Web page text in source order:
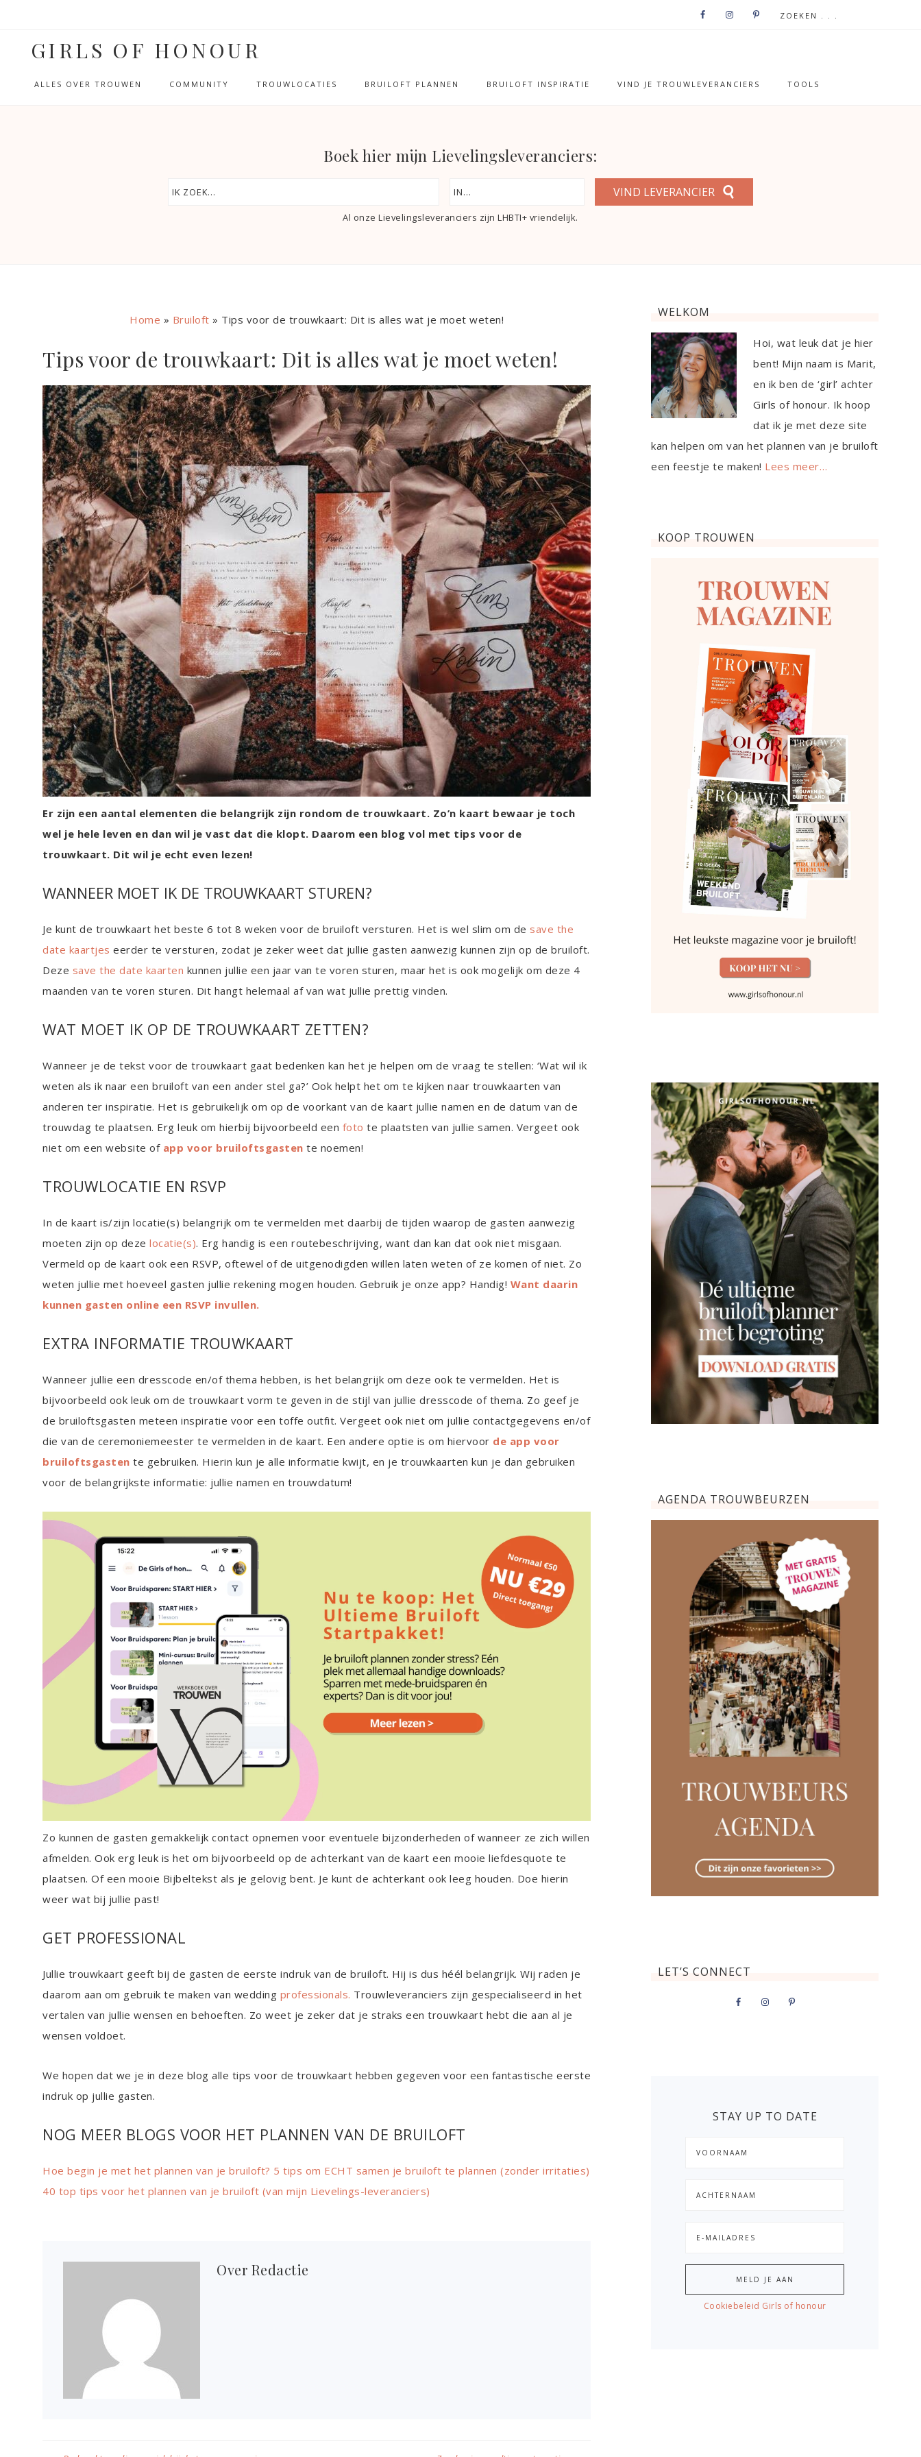
GIRLS OF HONOUR
ALLES OVER TROUWEN COMMUNITY TROUWLOCATIES BRUILOFT PLANNEN BRUILOFT INSPIRATIE VIND JE TROUWLEVERANCIERS TOOLS
Boek hier mijn Lievelingsleveranciers:
VIND LEVERANCIER
Al onze Lievelingsleveranciers zijn LHBTI+ vriendelijk.
Home » Bruiloft » Tips voor de trouwkaart: Dit is alles wat je moet weten!
Tips voor de trouwkaart: Dit is alles wat je moet weten!
Er zijn een aantal elementen die belangrijk zijn rondom de trouwkaart. Zo’n kaart bewaar je toch
wel je hele leven en dan wil je vast dat die klopt. Daarom een blog vol met tips voor de
trouwkaart. Dit wil je echt even lezen!
WANNEER MOET IK DE TROUWKAART STUREN?
Je kunt de trouwkaart het beste 6 tot 8 weken voor de bruiloft versturen. Het is wel slim om de save the
date kaartjes eerder te versturen, zodat je zeker weet dat jullie gasten aanwezig kunnen zijn op de bruiloft.
Deze save the date kaarten kunnen jullie een jaar van te voren sturen, maar het is ook mogelijk om deze 4
maanden van te voren sturen. Dit hangt helemaal af van wat jullie prettig vinden.
WAT MOET IK OP DE TROUWKAART ZETTEN?
Wanneer je de tekst voor de trouwkaart gaat bedenken kan het je helpen om de vraag te stellen: ‘Wat wil ik
weten als ik naar een bruiloft van een ander stel ga?’ Ook helpt het om te kijken naar trouwkaarten van
anderen ter inspiratie. Het is gebruikelijk om op de voorkant van de kaart jullie namen en de datum van de
trouwdag te plaatsen. Erg leuk om hierbij bijvoorbeeld een foto te plaatsten van jullie samen. Vergeet ook
niet om een website of app voor bruiloftsgasten te noemen!
TROUWLOCATIE EN RSVP
In de kaart is/zijn locatie(s) belangrijk om te vermelden met daarbij de tijden waarop de gasten aanwezig
moeten zijn op deze locatie(s). Erg handig is een routebeschrijving, want dan kan dat ook niet misgaan.
Vermeld op de kaart ook een RSVP, oftewel of de uitgenodigden willen laten weten of ze komen of niet. Zo
weten jullie met hoeveel gasten jullie rekening mogen houden. Gebruik je onze app? Handig! Want daarin
kunnen gasten online een RSVP invullen.
EXTRA INFORMATIE TROUWKAART
Wanneer jullie een dresscode en/of thema hebben, is het belangrijk om deze ook te vermelden. Het is
bijvoorbeeld ook leuk om de trouwkaart vorm te geven in de stijl van jullie dresscode of thema. Zo geef je
de bruiloftsgasten meteen inspiratie voor een toffe outfit. Vergeet ook niet om jullie contactgegevens en/of
die van de ceremoniemeester te vermelden in de kaart. Een andere optie is om hiervoor de app voor
bruiloftsgasten te gebruiken. Hierin kun je alle informatie kwijt, en je trouwkaarten kun je dan gebruiken
voor de belangrijkste informatie: jullie namen en trouwdatum!
Zo kunnen de gasten gemakkelijk contact opnemen voor eventuele bijzonderheden of wanneer ze zich willen
afmelden. Ook erg leuk is het om bijvoorbeeld op de achterkant van de kaart een mooie liefdesquote te
plaatsen. Of een mooie Bijbeltekst als je gelovig bent. Je kunt de achterkant ook leeg houden. Doe hierin
weer wat bij jullie past!
GET PROFESSIONAL
Jullie trouwkaart geeft bij de gasten de eerste indruk van de bruiloft. Hij is dus héél belangrijk. Wij raden je
daarom aan om gebruik te maken van wedding professionals. Trouwleveranciers zijn gespecialiseerd in het
vertalen van jullie wensen en behoeften. Zo weet je zeker dat je straks een trouwkaart hebt die aan al je
wensen voldoet.
We hopen dat we je in deze blog alle tips voor de trouwkaart hebben gegeven voor een fantastische eerste
indruk op jullie gasten.
NOG MEER BLOGS VOOR HET PLANNEN VAN DE BRUILOFT
Hoe begin je met het plannen van je bruiloft? 5 tips om ECHT samen je bruiloft te plannen (zonder irritaties)
40 top tips voor het plannen van je bruiloft (van mijn Lievelings-leveranciers)
Over Redactie
WELKOM
Hoi, wat leuk dat je hier
bent! Mijn naam is Marit,
en ik ben de ‘girl’ achter
Girls of honour. Ik hoop
dat ik je met deze site
kan helpen om van het plannen van je bruiloft
een feestje te maken! Lees meer…
KOOP TROUWEN
AGENDA TROUWBEURZEN
LET’S CONNECT
STAY UP TO DATE
Cookiebeleid Girls of honour